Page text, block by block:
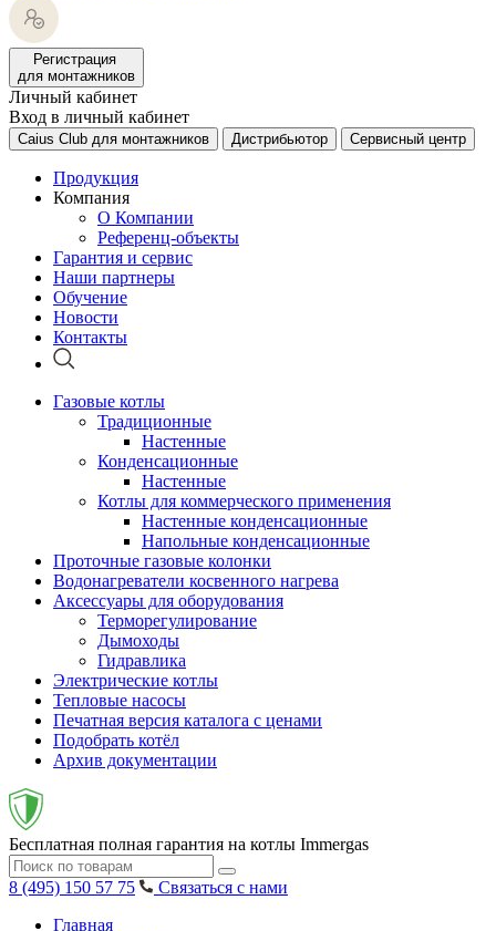
Регистрация
для монтажников
Личный кабинет
Вход в личный кабинет
Caius Club для монтажников Дистрибьютор Сервисный центр
Продукция
Компания
О Компании
Референц-объекты
Гарантия и сервис
Наши партнеры
Обучение
Новости
Контакты
Газовые котлы
Традиционные
Настенные
Конденсационные
Настенные
Котлы для коммерческого применения
Настенные конденсационные
Напольные конденсационные
Проточные газовые колонки
Водонагреватели косвенного нагрева
Аксессуары для оборудования
Терморегулирование
Дымоходы
Гидравлика
Электрические котлы
Тепловые насосы
Печатная версия каталога с ценами
Подобрать котёл
Архив документации
Бесплатная полная гарантия на котлы Immergas
8 (495) 150 57 75
Связаться с нами
Главная